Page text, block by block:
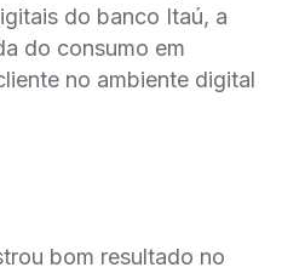
do banco Itaú, a
do consumo em
no ambiente digital
bom resultado no